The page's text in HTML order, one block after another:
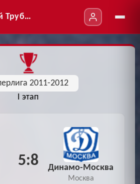
СКА-Уральский Трубник
2011-2012
I этап
5:8 Динамо-Москва
Москва